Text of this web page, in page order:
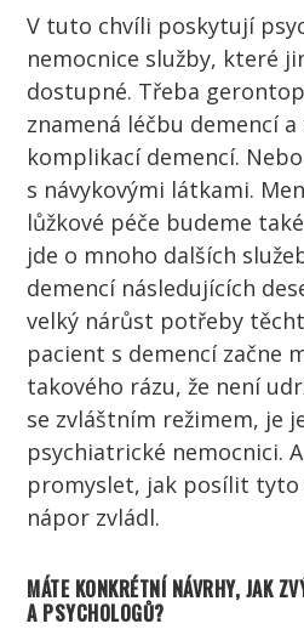
V tuto chvíli poskytují
nemocnice služby, které
dostupné. Třeba
znamená léčbu demencí a
komplikací demencí.
s návykovými látkami.
lůžkové péče budeme
jde o mnoho dalších
demencí následujících
velký nárůst potřeby
pacient s demencí začne
takového rázu, že není
se zvláštním režimem, je
psychiatrické nemocnici.
promyslet, jak posílit tyto
nápor zvládl.
MÁTE KONKRÉTNÍ NÁVRHY, JAK
A PSYCHOLOGŮ?